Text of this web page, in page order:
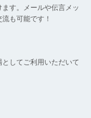
す。メールや伝言メッ
も可能です！
してご利用いただいて